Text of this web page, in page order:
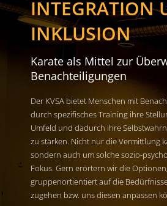
INTEGRATION
INKLUSION
Karate als Mittel zur
Benachteiligungen
Der KVSA bietet Menschen mit
durch spezifisches Training ihre
Umfeld und dadurch ihre
zu stärken. Nicht nur die Vermittlung
sondern auch um solche sozio-
Fokus. Gern erörtern wir die
gruppenortientiert auf die
zugehen bzw. uns diesen anpassen